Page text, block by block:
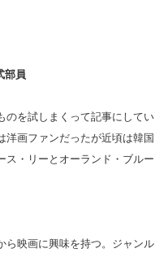
部員
のを試しまくって記事にしてい
洋画ファンだったが近頃は韓国
ス・リーとオーランド・ブルー
ら映画に興味を持つ。ジャンル